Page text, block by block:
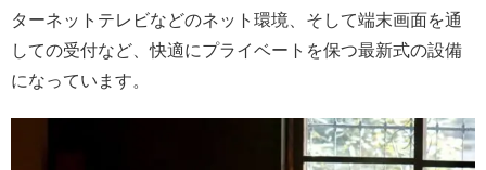
ターネットテレビなどのネット環境、そして端末画面を通
しての受付など、快適にプライベートを保つ最新式の設備
になっています。